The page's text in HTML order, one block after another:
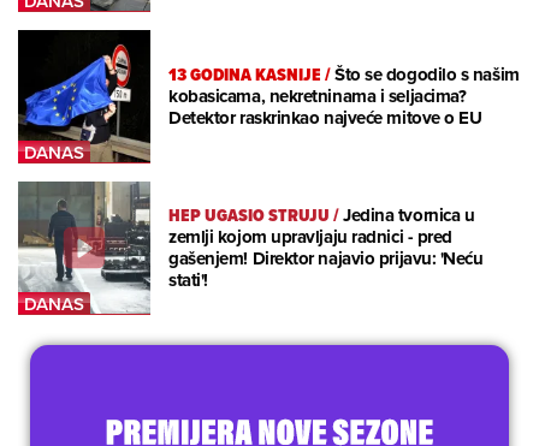
13 GODINA KASNIJE/Što se dogodilo s našim
kobasicama, nekretninama i seljacima?
Detektor raskrinkao najveće mitove o EU
HEP UGASIO STRUJU/Jedina tvornica u
zemlji kojom upravljaju radnici - pred
gašenjem! Direktor najavio prijavu: 'Neću
stati'!